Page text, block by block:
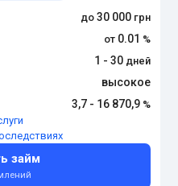
30 000
0.01
1 - 30
высокое
3,7 - 16 870,9
займ